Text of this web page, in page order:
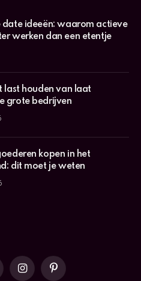
date ideeën: waarom actieve
werken dan een etentje
last houden van laat
grote bedrijven
kopen in het
dit moet je weten
InstagramPinterest